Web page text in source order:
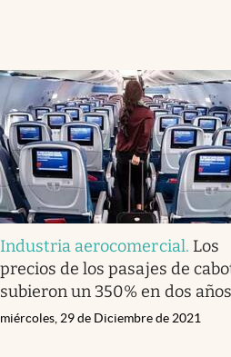
Industria aerocomercial. Los
precios de los pasajes de
subieron un 350% en dos años
miércoles, 29 de Diciembre de 2021